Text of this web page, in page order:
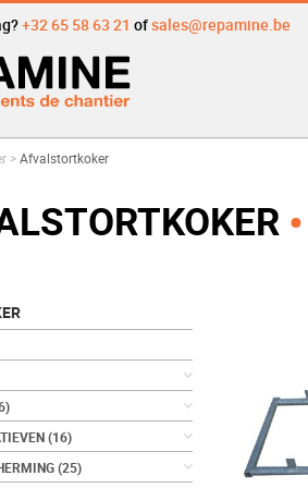
+32 65 58 63 21 ofsales@repamine.be
>Afvalstortkoker
(16)
(25)